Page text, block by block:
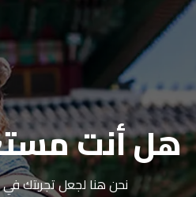
هل أنت
نحن هنا لجعل تجربتك في